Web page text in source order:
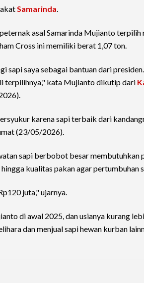
Samarinda.
asal Samarinda Mujianto terpilih
Cross ini memiliki berat 1,07 ton.
sapi saya sebagai bantuan dari
terpilihnya," kata Mujianto dikutip dari
karena sapi terbaik dari
(23/05/2026).
sapi berbobot besar membutuhkan
kualitas pakan agar pertumbuhan
juta," ujarnya.
di awal 2025, dan usianya kurang
dan menjual sapi hewan kurban